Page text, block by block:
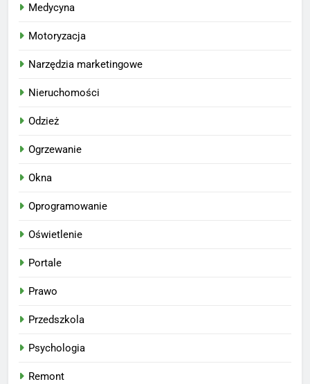
Medycyna
Motoryzacja
Narzędzia marketingowe
Nieruchomości
Odzież
Ogrzewanie
Okna
Oprogramowanie
Oświetlenie
Portale
Prawo
Przedszkola
Psychologia
Remont